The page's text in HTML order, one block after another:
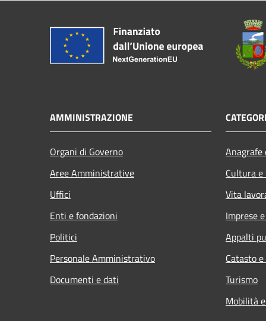
AMMINISTRAZIONE
Organi di Governo
Aree Amministrative
Uffici
Enti e fondazioni
Politici
Personale Amministrativo
Documenti e dati
Cultura
Vita
Imprese
Appalti
Catasto
Turismo
Mobilità